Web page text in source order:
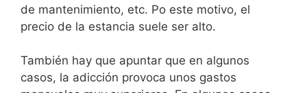
de mantenimiento, etc. Po este motivo, el
precio de la estancia suele ser alto.
También hay que apuntar que en algunos
casos, la adicción provoca unos gastos